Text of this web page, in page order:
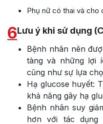
Phụ nữ có thai và cho
6Lưu ý khi sử dụng
Bệnh nhân nên
tàng và những lợi
cũng như sự lựa
Hạ glucose huyết:
khả năng gây hạ
Bệnh nhân suy
hơn với tác dụng